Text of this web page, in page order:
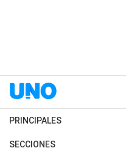
PRINCIPALES
Últimas Noticias
SECCIONES